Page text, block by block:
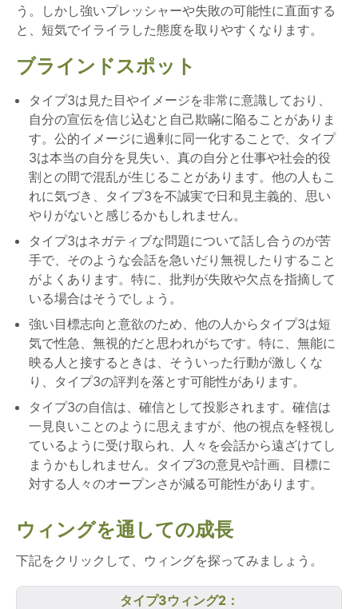
う。しかし強いプレッシャーや失敗の可能性に直面する
と、短気でイライラした態度を取りやすくなります。
ブラインドスポット
タイプ3は見た目やイメージを非常に意識しており、
自分の宣伝を信じ込むと自己欺瞞に陥ることがありま
す。公的イメージに過剰に同一化することで、タイプ
3は本当の自分を見失い、真の自分と仕事や社会的役
割との間で混乱が生じることがあります。他の人もこ
れに気づき、タイプ3を不誠実で日和見主義的、思い
やりがないと感じるかもしれません。
タイプ3はネガティブな問題について話し合うのが苦
手で、そのような会話を急いだり無視したりすること
がよくあります。特に、批判が失敗や欠点を指摘して
いる場合はそうでしょう。
強い目標志向と意欲のため、他の人からタイプ3は短
気で性急、無視的だと思われがちです。特に、無能に
映る人と接するときは、そういった行動が激しくな
り、タイプ3の評判を落とす可能性があります。
タイプ3の自信は、確信として投影されます。確信は
一見良いことのように思えますが、他の視点を軽視し
ているように受け取られ、人々を会話から遠ざけてし
まうかもしれません。タイプ3の意見や計画、目標に
対する人々のオープンさが減る可能性があります。
ウィングを通しての成長
下記をクリックして、ウィングを探ってみましょう。
タイプ3ウィング2：